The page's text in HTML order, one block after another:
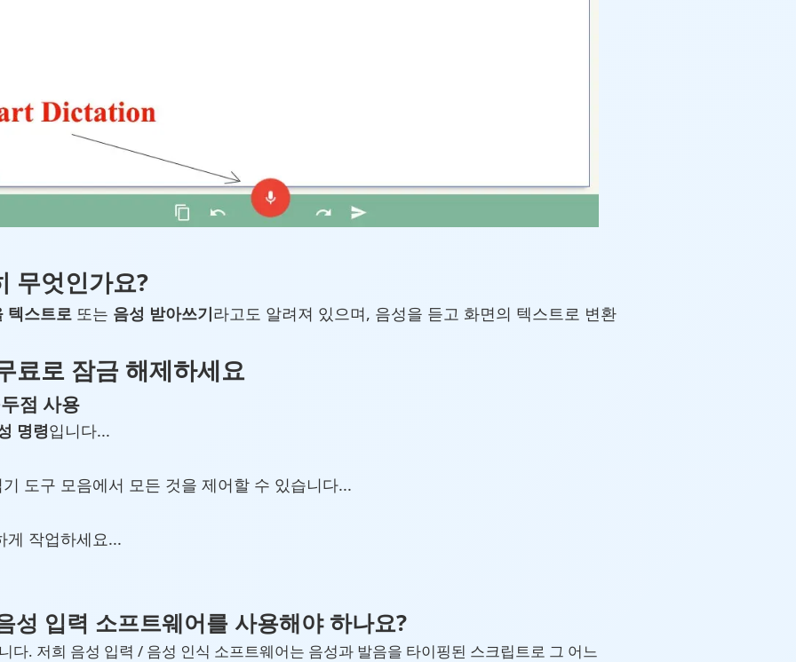
무엇인가요?
텍스트로 또는 음성 받아쓰기라고도 알려져 있으며, 음성을 듣고 화면의 텍스트로 변환
료로 잠금 해제하세요
점 사용
명령입니다...
도구 모음에서 모든 것을 제어할 수 있습니다...
게 작업하세요...
성 입력 소프트웨어를 사용해야 하나요?
다. 저희 음성 입력 / 음성 인식 소프트웨어는 음성과 발음을 타이핑된 스크립트로 그 어느